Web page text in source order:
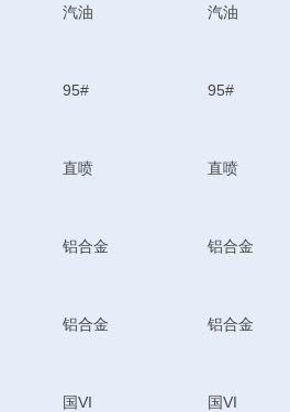
汽油 汽油
95# 95#
直喷 直喷
铝合金 铝合金
铝合金 铝合金
国VI 国VI